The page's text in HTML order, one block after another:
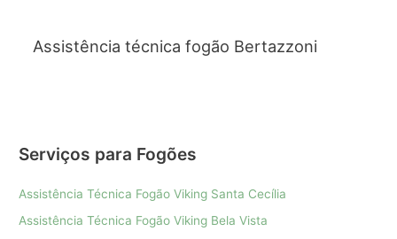
Assistência técnica fogão Bertazzoni
Serviços para Fogões
Assistência Técnica Fogão Viking Santa Cecília
Assistência Técnica Fogão Viking Bela Vista